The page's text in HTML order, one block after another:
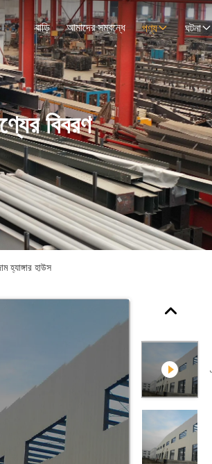
বাড়ি আমাদের সম্বন্ধে পণ্য ঘটনা
বিবরণ
হ্যাঙ্গার হাউস